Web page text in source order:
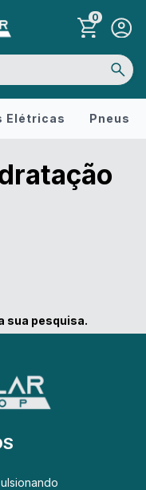
0
Elétricas Pneus
sua pesquisa.